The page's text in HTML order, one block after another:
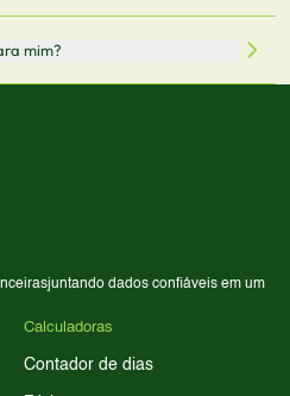
para você.
3 celulares para comparar
mim?
Use nossos filtros
juntando dados confiáveis em um
Calculadoras
Contador de dias